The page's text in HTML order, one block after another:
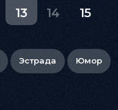
13 14 15
Эстрада Юмор